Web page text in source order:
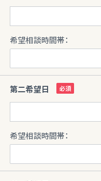
希望相談時間帯：
第二希望日
希望相談時間帯：